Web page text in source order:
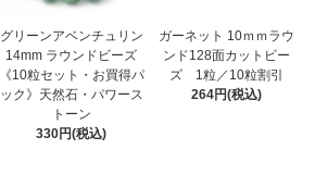
グリーンアベンチュリン
14mm ラウンドビーズ
《10粒セット・お買得パ
ック》天然石・パワース
トーン
330円(税込)
ガーネット 10ｍｍラウ
ンド128面カットビー
ズ 1粒／10粒割引
264円(税込)